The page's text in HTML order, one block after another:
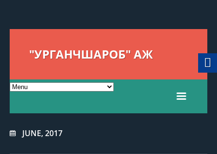
"УРГАНЧШАРОБ" АЖ
JUNE, 2017